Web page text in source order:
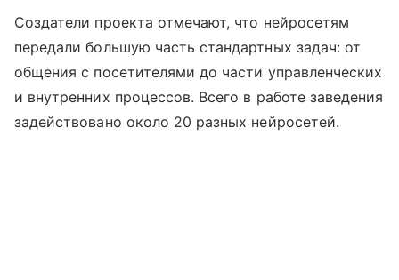
Создатели проекта отмечают, что нейросетям
передали большую часть стандартных задач: от
общения с посетителями до части управленческих
и внутренних процессов. Всего в работе заведения
задействовано около 20 разных нейросетей.